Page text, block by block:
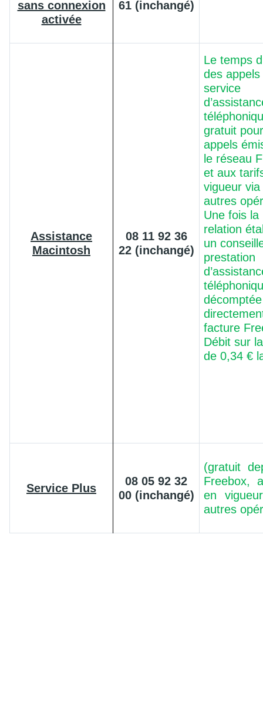
sans connexion
activée
61 (inchangé)
Assistance
Macintosh
08 11 92 36
22 (inchangé)
Le temps
des
service
gratuit
appels
le réseau
et aux
vigueur via
autres
Une fois la
relation
un
prestation
décomptée
facture
Débit sur
de 0,34 €
Service Plus
08 05 92 32
00 (inchangé)
(gratuit
Freebox,
en
autres